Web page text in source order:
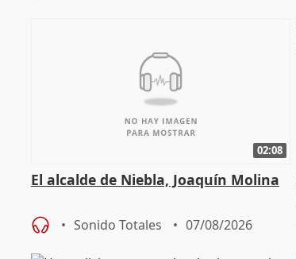
02:08
El alcalde de Niebla, Joaquín Molina
Sonido Totales 07/08/2026